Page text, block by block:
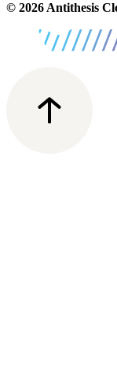
© 2026 Antithesis